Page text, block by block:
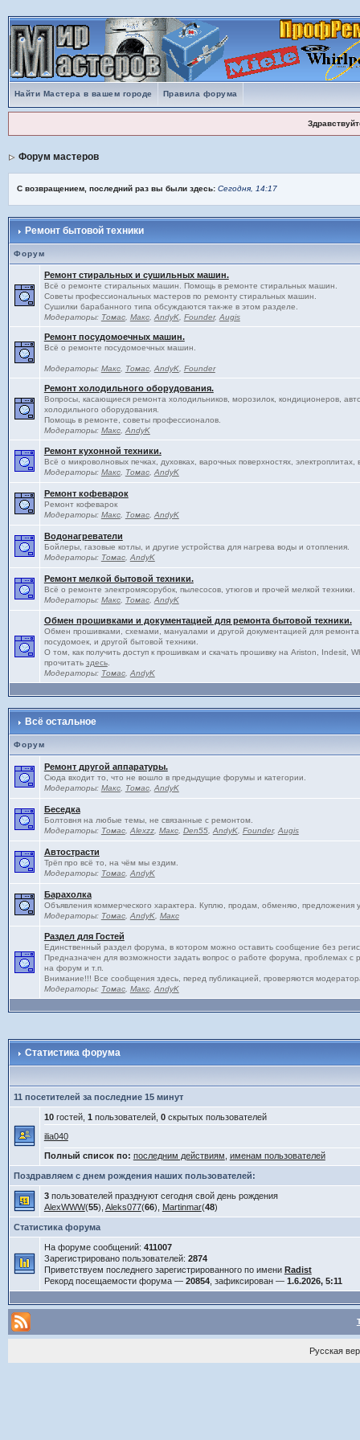
Найти Мастера в вашем городе Правила форума
Форум мастеров
С возвращением, последний раз вы были здесь: Сегодня, 14:17
Ремонт бытовой техники
Форум
Ремонт стиральных и сушильных машин.
Всё о ремонте стиральных машин. Помощь в ремонте стиральных машин.
Советы профессиональных мастеров по ремонту стиральных машин.
Сушилки барабанного типа обсуждаются так-же в этом разделе.
Модераторы: Томас, Макс, AndyK, Founder, Augis
Ремонт посудомоечных машин.
Всё о ремонте посудомоечных машин.
Модераторы: Макс, Томас, AndyK, Founder
Ремонт холодильного оборудования.
Вопросы, касающиеся ремонта холодильников, морозилок, кондиционеров,
холодильного оборудования.
Помощь в ремонте, советы профессионалов.
Модераторы: Макс, AndyK
Ремонт кухонной техники.
Всё о микроволновых печках, духовках, варочных поверхностях, электроплитах,
Модераторы: Макс, Томас, AndyK
Ремонт кофеварок
Ремонт кофеварок
Модераторы: Макс, Томас, AndyK
Водонагреватели
Бойлеры, газовые котлы, и другие устройства для нагрева воды и отопления.
Модераторы: Томас, AndyK
Ремонт мелкой бытовой техники.
Всё о ремонте электромясорубок, пылесосов, утюгов и прочей мелкой техники.
Модераторы: Макс, Томас, AndyK
Обмен прошивками и документацией для ремонта бытовой техники.
Обмен прошивками, схемами, мануалами и другой документацией для
посудомоек, и другой бытовой техники.
О том, как получить доступ к прошивкам и скачать прошивку на Ariston, Indesit,
прочитать здесь.
Модераторы: Томас, AndyK
Всё остальное
Форум
Ремонт другой аппаратуры.
Сюда входит то, что не вошло в предыдущие форумы и категории.
Модераторы: Макс, Томас, AndyK
Беседка
Болтовня на любые темы, не связанные с ремонтом.
Модераторы: Томас, Alexzz, Макс, Den55, AndyK, Founder, Augis
Автострасти
Трёп про всё то, на чём мы ездим.
Модераторы: Томас, AndyK
Барахолка
Объявления коммерческого характера. Куплю, продам, обменяю, предложения
Модераторы: Томас, AndyK, Макс
Раздел для Гостей
Единственный раздел форума, в котором можно оставить сообщение без
Предназначен для возможности задать вопрос о работе форума, проблемах с
на форум и т.п.
Внимание!!! Все сообщения здесь, перед публикацией, проверяются
Модераторы: Томас, Макс, AndyK
Статистика форума
11 посетителей за последние 15 минут
10гостей, 1 пользователей, 0скрытых пользователей
ilia040
Полный список по: последним действиям именам пользователей
Поздравляем с днем рождения наших пользователей:
3пользователей празднуют сегодня свой день рождения
AlexWWW(55), Aleks077(66), Martinmar(48)
Статистика форума
На форуме сообщений: 411007
Зарегистрировано пользователей: 2874
Приветствуем последнего зарегистрированного по имени Radist
Рекорд посещаемости форума — 20854, зафиксирован — 1.6.2026, 5:11
Русская